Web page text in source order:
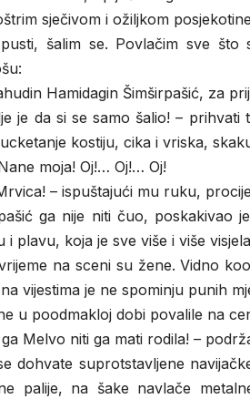
sječivom i ožiljkom
šalim se. Povlačim sve
Hamidagin Šimširpašić, za
je da si se samo šalio! –
kostiju, cika i vriska,
moja! Oj!… Oj!… Oj!
– ispuštajući mu ruku,
ga nije niti čuo,
i plavu, koja je sve više i više
na sceni su žene. Vidno
vijestima je ne spominju punih
u poodmakloj dobi povalile na
Melvo niti ga mati rodila! –
dohvate suprotstavljene
palije, na šake navlače